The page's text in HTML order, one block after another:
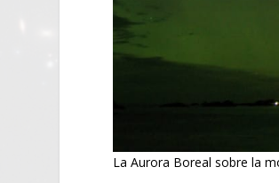
La Aurora Boreal sobre la